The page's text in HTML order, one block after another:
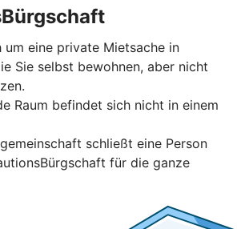
um eine private Mietsache in
Sie selbst bewohnen, aber nicht
Raum befindet sich nicht in einem
schließt eine Person
für die ganze